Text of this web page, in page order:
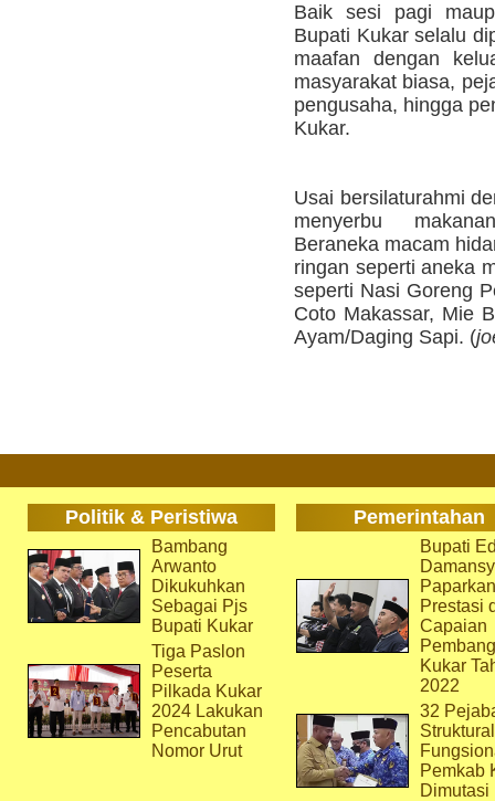
Baik sesi pagi
Bupati Kukar selalu
maafan dengan
masyarakat biasa,
pengusaha, hingga
Kukar.
Usai bersilaturahmi
menyerbu
Beraneka macam
ringan seperti aneka
seperti Nasi Goreng
Coto Makassar, Mie
Ayam/Daging Sapi. (
Politik & Peristiwa Pemerintahan
Bambang
Arwanto
Dikukuhkan
Sebagai Pjs
Bupati Kukar
Tiga Paslon
Peserta
Pilkada Kukar
2024 Lakukan
Pencabutan
Nomor Urut
Bupati
Paparkan
Prestasi
Capaian
Kukar
2022
32
Pemkab
Dimutasi